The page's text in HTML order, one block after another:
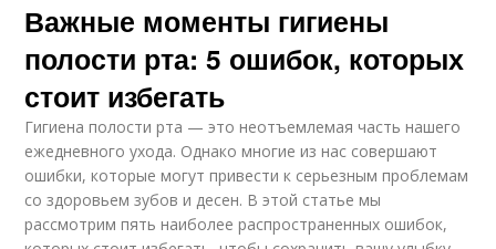
Важные моменты гигиены
полости рта: 5 ошибок, которых
стоит избегать
Гигиена полости рта — это неотъемлемая часть нашего
ежедневного ухода. Однако многие из нас совершают
ошибки, которые могут привести к серьезным проблемам
со здоровьем зубов и десен. В этой статье мы
рассмотрим пять наиболее распространенных ошибок,